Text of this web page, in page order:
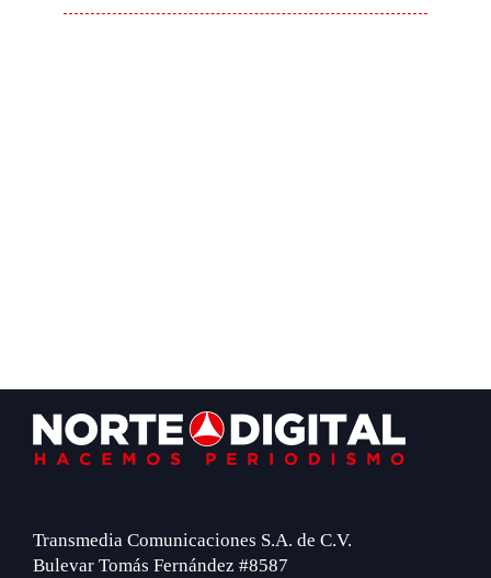
Footer
Transmedia Comunicaciones S.A. de C.V.
Bulevar Tomás Fernández #8587